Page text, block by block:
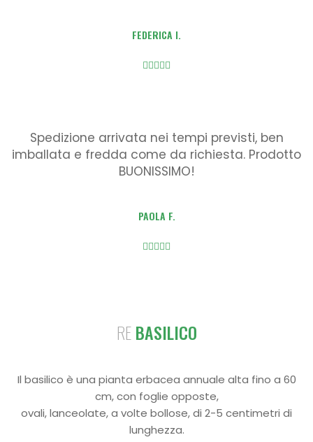
FEDERICA I.
Spedizione arrivata nei tempi previsti, ben
imballata e fredda come da richiesta. Prodotto
BUONISSIMO!
PAOLA F.
REBASILICO
Il basilico è una pianta erbacea annuale alta fino a 60
cm, con foglie opposte,
ovali, lanceolate, a volte bollose, di 2-5 centimetri di
lunghezza.